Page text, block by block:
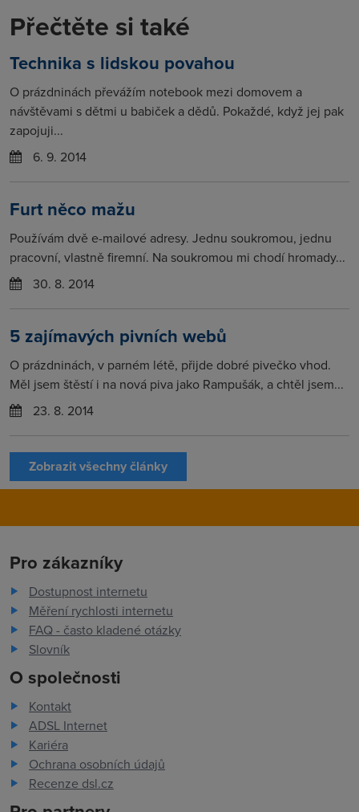
Přečtěte si také
Technika s lidskou povahou
O prázdninách převážím notebook mezi domovem a
návštěvami s dětmi u babiček a dědů. Pokaždé, když jej pak
zapojuji...
6. 9. 2014
Furt něco mažu
Používám dvě e-mailové adresy. Jednu soukromou, jednu
pracovní, vlastně firemní. Na soukromou mi chodí hromady...
30. 8. 2014
5 zajímavých pivních webů
O prázdninách, v parném létě, přijde dobré pivečko vhod.
Měl jsem štěstí i na nová piva jako Rampušák, a chtěl jsem...
23. 8. 2014
Zobrazit všechny články
Pro zákazníky
Dostupnost internetu
Měření rychlosti internetu
FAQ - často kladené otázky
Slovník
O společnosti
Kontakt
ADSL Internet
Kariéra
Ochrana osobních údajů
Recenze dsl.cz